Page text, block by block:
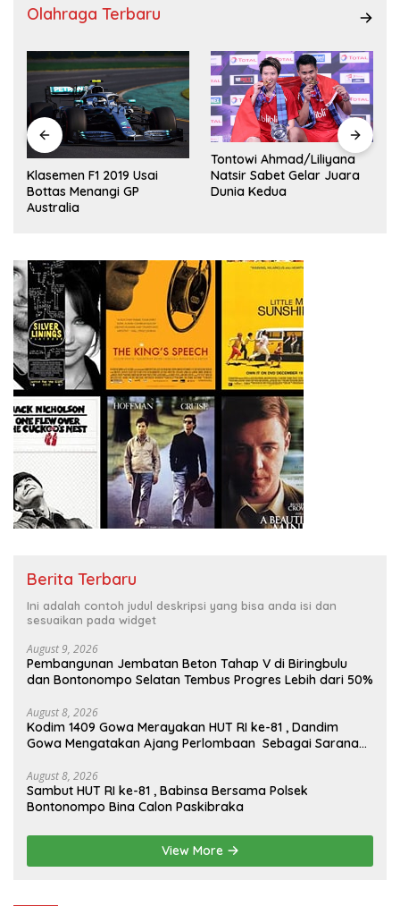
Olahraga Terbaru
Klasemen F1 2019 Usai
Bottas Menangi GP
Australia
Tontowi Ahmad/Liliyana
Natsir Sabet Gelar Juara
Dunia Kedua
Berita Terbaru
Ini adalah contoh judul deskripsi yang bisa anda isi dan
sesuaikan pada widget
August 9, 2026
Pembangunan Jembatan Beton Tahap V di Biringbulu
dan Bontonompo Selatan Tembus Progres Lebih dari 50%
August 8, 2026
Kodim 1409 Gowa Merayakan HUT RI ke-81 , Dandim
Gowa Mengatakan Ajang Perlombaan Sebagai Sarana
August 8, 2026
Sambut HUT RI ke-81 , Babinsa Bersama Polsek
View More